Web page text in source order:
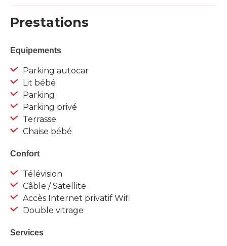
Prestations
Equipements
Parking autocar
Lit bébé
Parking
Parking privé
Terrasse
Chaise bébé
Confort
Télévision
Câble / Satellite
Accès Internet privatif Wifi
Double vitrage
Services